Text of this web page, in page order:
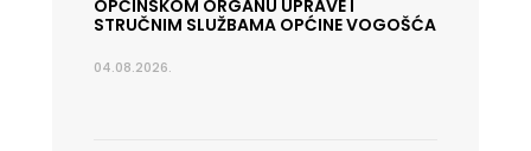
OPĆINSKOM ORGANU UPRAVE I
STRUČNIM SLUŽBAMA OPĆINE VOGOŠĆA
04.08.2026.